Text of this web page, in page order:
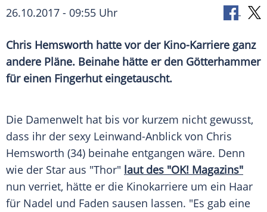
26.10.2017 - 09:55 Uhr
Chris Hemsworth hatte vor der Kino-Karriere ganz
andere Pläne. Beinahe hätte er den Götterhammer
für einen Fingerhuteingetauscht.
Die Damenwelt hat bis vor kurzem nicht gewusst,
dass ihr der sexy Leinwand-Anblick von Chris
Hemsworth (34) beinahe entgangen wäre. Denn
wie der Star aus "Thor" laut des "OK! Magazins"
nun verriet, hätte er die Kinokarriere um ein Haar
für Nadel und Faden sausen lassen. "Es gab eine